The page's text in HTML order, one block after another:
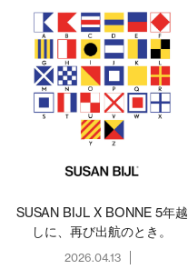
SUSAN BIJL X BONNE 5年越
しに、再び出航のとき。
2026.04.13